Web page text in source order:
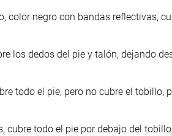
color negro con bandas reflectivas,
los dedos del pie y talón, dejando
todo el pie, pero no cubre el tobillo,
cubre todo el pie por debajo del